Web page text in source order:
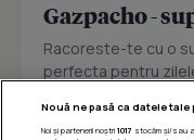
Gazpacho -
Racoreste-te cu o
perfecta pentru
Nouă ne pasă ca datele
Noi și partenerii noștri 1017 stocăm și/sau